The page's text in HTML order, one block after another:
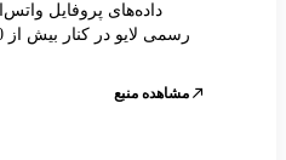
مشاهده منبع